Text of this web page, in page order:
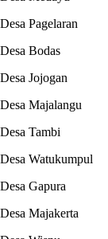
Desa
Desa
Desa
Desa
Desa
Desa
Desa
Desa